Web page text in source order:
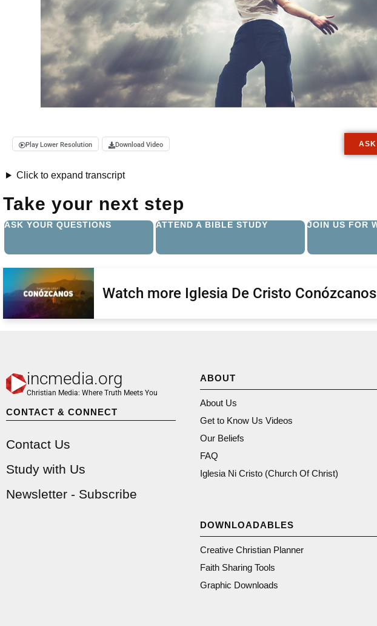
Play Lower Resolution Download Video ASK
Click to expand transcript
Take your next step
ASK YOUR QUESTIONS ATTEND A BIBLE STUDY JOIN US FOR
Watch more Iglesia De Cristo Conózcanos
incmedia.org
Christian Media: Where Truth Meets You
CONTACT & CONNECT
Contact Us
Study with Us
Newsletter - Subscribe
ABOUT
About Us
Get to Know Us Videos
Our Beliefs
FAQ
Iglesia Ni Cristo (Church Of Christ)
DOWNLOADABLES
Creative Christian Planner
Faith Sharing Tools
Graphic Downloads